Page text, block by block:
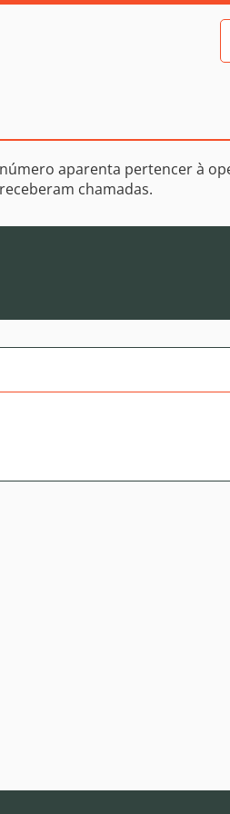
aparenta pertencer à
chamadas.